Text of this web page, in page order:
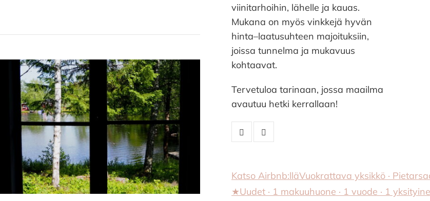
viinitarhoihin, lähelle ja kauas.
Mukana on myös vinkkejä hyvän
hinta–laatusuhteen majoituksiin,
joissa tunnelma ja mukavuus
kohtaavat.
Tervetuloa tarinaan, jossa maailma
avautuu hetki kerrallaan!
Katso Airbnb:lläVuokrattava yksikkö ·
★Uudet · 1 makuuhuone · 1 vuode · 1